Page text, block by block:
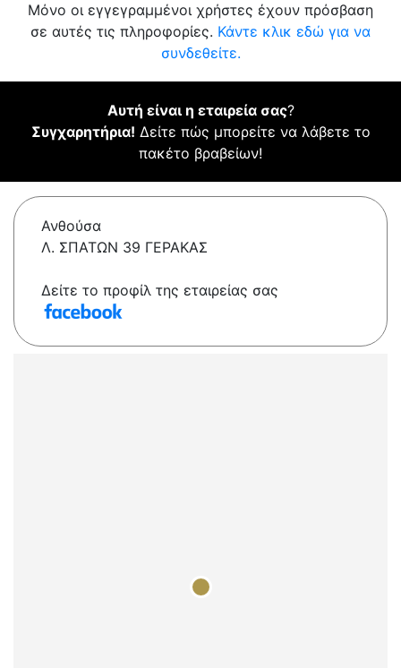
Μόνο οι εγγεγραμμένοι χρήστες έχουν πρόσβαση
σε αυτές τις πληροφορίες. Κάντε κλικ εδώ για να
συνδεθείτε.
Αυτή είναι η εταιρεία σας?
Συγχαρητήρια! Δείτε πώς μπορείτε να λάβετε το
πακέτο βραβείων!
Ανθούσα
Λ. ΣΠΑΤΩΝ 39 ΓΕΡΑΚΑΣ
Δείτε το προφίλ της εταιρείας σας